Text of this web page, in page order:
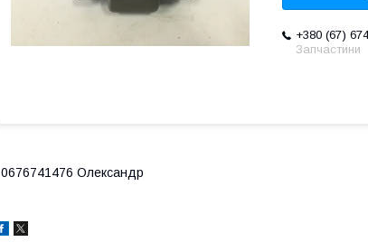
+380 (67)
Запчастини
0676741476 Олександр